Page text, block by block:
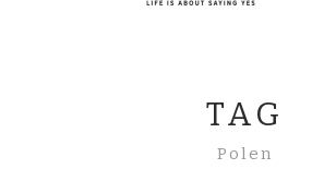
TAG
Polen